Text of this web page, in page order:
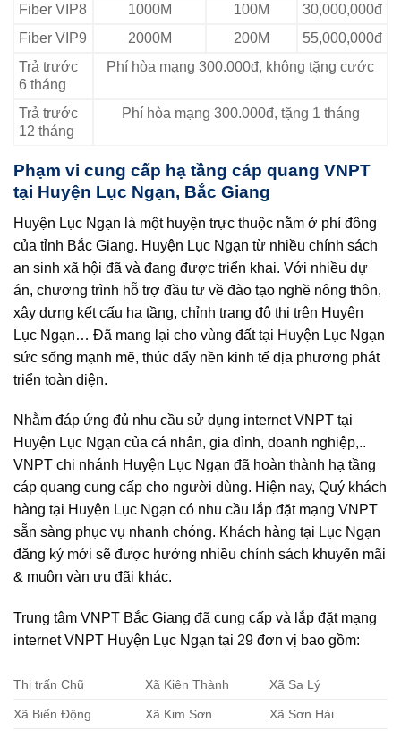
Fiber VIP8
1000M 100M
30,000,000đ
Fiber VIP9
2000M 200M
55,000,000đ
Trả trước
6 tháng
Phí hòa mạng 300.000đ, không tặng cước
Trả trước
12 tháng
Phí hòa mạng 300.000đ, tặng 1 tháng
Phạm vi cung cấp hạ tầng cáp quang VNPT
tại Huyện Lục Ngạn, Bắc Giang
Huyện Lục Ngạn là một huyện trực thuộc nằm ở phí đông
của tỉnh Bắc Giang. Huyện Lục Ngạn từ nhiều chính sách
an sinh xã hội đã và đang được triển khai. Với nhiều dự
án, chương trình hỗ trợ đầu tư về đào tạo nghề nông thôn,
xây dựng kết cấu hạ tầng, chỉnh trang đô thị trên Huyện
Lục Ngạn… Đã mang lại cho vùng đất tại Huyện Lục Ngạn
sức sống mạnh mẽ, thúc đẩy nền kinh tế địa phương phát
triển toàn diện.
Nhằm đáp ứng đủ nhu cầu sử dụng internet VNPT tại
Huyện Lục Ngạn của cá nhân, gia đình, doanh nghiệp,..
VNPT chi nhánh Huyện Lục Ngạn đã hoàn thành hạ tầng
cáp quang cung cấp cho người dùng. Hiện nay, Quý khách
hàng tại Huyện Lục Ngạn có nhu cầu lắp đặt mạng VNPT
sẵn sàng phục vụ nhanh chóng. Khách hàng tại Lục Ngạn
đăng ký mới sẽ được hưởng nhiều chính sách khuyến mãi
& muôn vàn ưu đãi khác.
Trung tâm VNPT Bắc Giang đã cung cấp và lắp đặt mạng
internet VNPT Huyện Lục Ngạn tại 29 đơn vị bao gồm:
Thị trấn Chũ Xã Kiên Thành Xã Sa Lý
Xã Biển Động Xã Kim Sơn Xã Sơn Hải